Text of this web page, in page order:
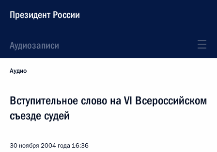
Президент России
Аудиозаписи
Аудио
Вступительное слово на VI Всероссийском
съезде судей
30 ноября 2004 года 16:36